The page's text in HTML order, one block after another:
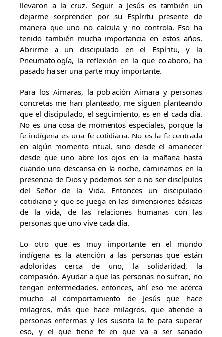
llevaron a la cruz. Seguir a Jesús es también un
dejarme sorprender por su Espíritu presente de
manera que uno no calcula y no controla. Eso ha
tenido también mucha importancia en estos años.
Abrirme a un discipulado en el Espíritu, y la
Pneumatología, la reflexión en la que colaboro, ha
pasado ha ser una parte muy importante.
Para los Aimaras, la población Aimara y personas
concretas me han planteado, me siguen planteando
que el discipulado, el seguimiento, es en el cada día.
No es una cosa de momentos especiales, porque la
fe indígena es una fe cotidiana. No es la fe centrada
en algún momento ritual, sino desde el amanecer
desde que uno abre los ojos en la mañana hasta
cuando uno descansa en la noche, caminamos en la
presencia de Dios y podemos ser o no ser discípulos
del Señor de la Vida. Entonces un discipulado
cotidiano y que se juega en las dimensiones básicas
de la vida, de las relaciones humanas con las
personas que uno vive cada día.
Lo otro que es muy importante en el mundo
indígena es la atención a las personas que están
adoloridas cerca de uno, la solidaridad, la
compasión. Ayudar a que las personas no sufran, no
tengan enfermedades, entonces, ahí eso me acerca
mucho al comportamiento de Jesús que hace
milagros, más que hace milagros, que atiende a
personas enfermas y les suscita la fe para superar
eso, y el que tiene fe en que va a ser sanado